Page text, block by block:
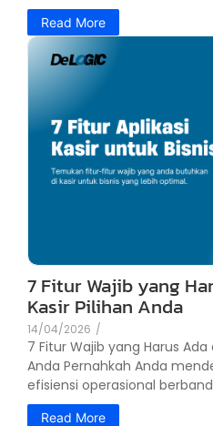
Read More
7 Fitur Wajib yang
Kasir Pilihan Anda
14/04/2026 /
7 Fitur Wajib yang Harus Ada
Anda Pernahkah Anda
efisiensi operasional
Read More